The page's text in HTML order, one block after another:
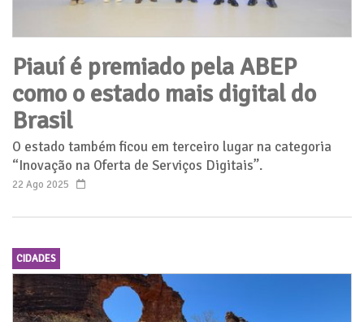
Piauí é premiado pela ABEP
como o estado mais digital do
Brasil
O estado também ficou em terceiro lugar na categoria
“Inovação na Oferta de Serviços Digitais”.
22 Ago 2025
CIDADES